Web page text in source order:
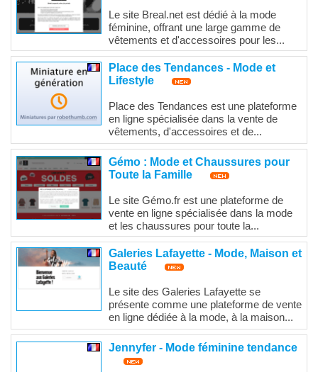
Le site Breal.net est dédié à la mode
féminine, offrant une large gamme de
vêtements et d'accessoires pour les...
Place des Tendances - Mode et
Lifestyle
Place des Tendances est une plateforme
en ligne spécialisée dans la vente de
vêtements, d'accessoires et de...
Gémo : Mode et Chaussures pour
Toute la Famille
Le site Gémo.fr est une plateforme de
vente en ligne spécialisée dans la mode
et les chaussures pour toute la...
Galeries Lafayette - Mode, Maison et
Beauté
Le site des Galeries Lafayette se
présente comme une plateforme de vente
en ligne dédiée à la mode, à la maison...
Jennyfer - Mode féminine tendance